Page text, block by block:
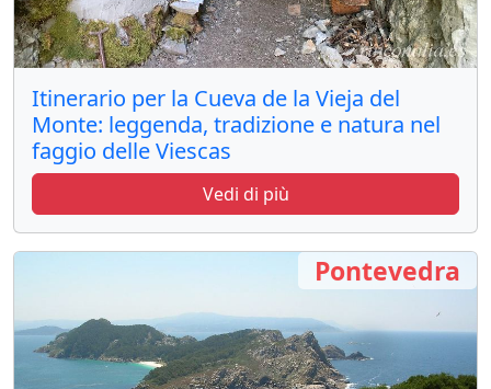
Itinerario per la Cueva de la Vieja del
Monte: leggenda, tradizione e natura nel
faggio delle Viescas
Vedi di più
Pontevedra